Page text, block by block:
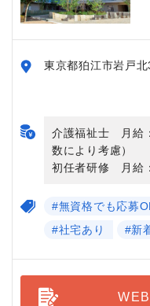
東京都狛江市岩戸
介護福祉士 月給
数により考慮）
初任者研修 月給
#無資格でも応募
#社宅あり
#新